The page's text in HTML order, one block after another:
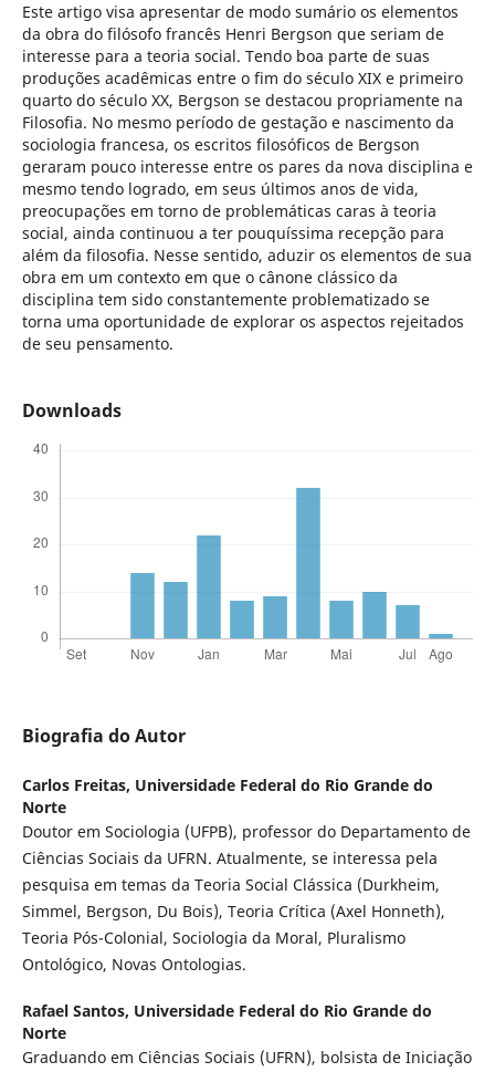
Este artigo visa apresentar de modo sumário os elementos
da obra do filósofo francês Henri Bergson que seriam de
interesse para a teoria social. Tendo boa parte de suas
produções acadêmicas entre o fim do século XIX e primeiro
quarto do século XX, Bergson se destacou propriamente na
Filosofia. No mesmo período de gestação e nascimento da
sociologia francesa, os escritos filosóficos de Bergson
geraram pouco interesse entre os pares da nova disciplina e
mesmo tendo logrado, em seus últimos anos de vida,
preocupações em torno de problemáticas caras à teoria
social, ainda continuou a ter pouquíssima recepção para
além da filosofia. Nesse sentido, aduzir os elementos de sua
obra em um contexto em que o cânone clássico da
disciplina tem sido constantemente problematizado se
torna uma oportunidade de explorar os aspectos rejeitados
de seu pensamento.
Downloads
Biografia do Autor
Carlos Freitas, Universidade Federal do Rio Grande do
Norte
Doutor em Sociologia (UFPB), professor do Departamento de
Ciências Sociais da UFRN. Atualmente, se interessa pela
pesquisa em temas da Teoria Social Clássica (Durkheim,
Simmel, Bergson, Du Bois), Teoria Crítica (Axel Honneth),
Teoria Pós-Colonial, Sociologia da Moral, Pluralismo
Ontológico, Novas Ontologias.
Rafael Santos, Universidade Federal do Rio Grande do
Norte
Graduando em Ciências Sociais (UFRN), bolsista de Iniciação